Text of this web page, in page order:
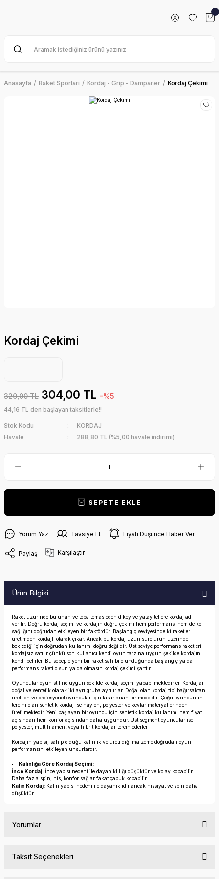
Anasayfa Raket Sporları Kordaj - Grip - Dampaner Kordaj Çekimi
Kordaj Çekimi
320,00 TL 304,00 TL -%5
44,16 TL den başlayan taksitlerle!!
Stok Kodu
KORDAJ
Havale
288,80 TL (%5,00 havale indirimi)
SEPETE EKLE
Yorum Yaz Tavsiye Et Fiyatı Düşünce Haber Ver
Paylaş Karşılaştır
Ürün Bilgisi
Raket üzürinde bulunan ve topa temas eden dikey ve yatay tellere kordaj adı
verilir. Doğru kordaj seçimi ve kordajın doğru çekimi hem performansı hem de kol
sağlığını doğrudan etkileyen bir faktördür. Başlangıç seviyesinde ki raketler
üretimden kordajlı olarak çıkar. Ancak bu kordaj uzun süre ürün üzerinde
beklediği için doğrudan kullanımı doğru değildir. Üst seviye performans raketleri
kordajsız satılır çünkü son kullanıcı kendi oyun tarzına uygun şekilde kordajını
kendi belirler. Bu sebeple yeni bir raket sahibi olunduğunda başlangıç ya da
performans raketi olsun ya da olmasın kordaj çekimi şarttır.
Oyuncular oyun stiline uygun şekilde kordaj seçimi yapabilmektedirler. Kordajlar
doğal ve sentetik olarak iki ayrı gruba ayrılırlar. Doğal olan kordaj tipi bağırsaktan
üretilen ve profesyonel oyuncular için tasarlanan bir modeldir. Çoğu oyuncunun
tercihi olan sentetik kordaj ise naylon, polyester ve kevlar materyallerinden
üretilmektedir. Yeni başlayan bir oyuncu için sentetik kordaj kullanımı hem fiyat
açısından hem konfor açısından daha uygundur. Üst segment oyuncular ise
polyester, multifilament veya hibrit kordajlar tercih ederler.
Kordajın yapısı, sahip olduğu kalınlık ve üretildiği malzeme doğrudan oyun
performansını etkileyen unsurlardır.
Kalınlığa Göre Kordaj Seçimi:
İnce Kordaj: İnce yapısı nedeni ile dayanıklılığı düşüktür ve kolay kopabilir.
Daha fazla spin, his, konfor sağlar fakat çabuk kopabilir.
Kalın Kordaj: Kalın yapısı nedeni ile dayanıklıdır ancak hissiyat ve spin daha
düşüktür.
Yorumlar
Taksit Seçenekleri